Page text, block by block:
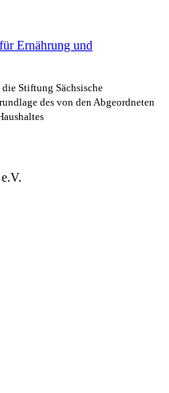
Stiftung Sächsische
des von den Abgeordneten